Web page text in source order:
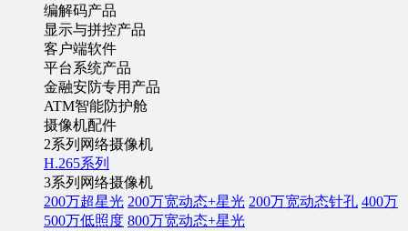
编解码产品
显示与拼控产品
客户端软件
平台系统产品
金融安防专用产品
ATM智能防护舱
摄像机配件
2系列网络摄像机
H.265系列
3系列网络摄像机
200万超星光 200万宽动态+星光 200万宽动态针孔 400万
500万低照度 800万宽动态+星光